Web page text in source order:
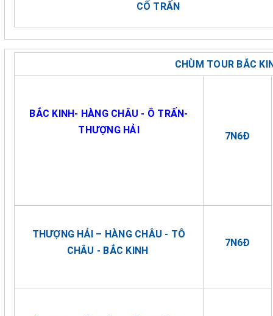
CỔ TRẤN
CHÙM TOUR BẮC
BẮC KINH- HÀNG CHÂU - Ô TRẤN-
THƯỢNG HẢI
7N6Đ
THƯỢNG HẢI – HÀNG CHÂU - TÔ
CHÂU - BẮC KINH
7N6Đ